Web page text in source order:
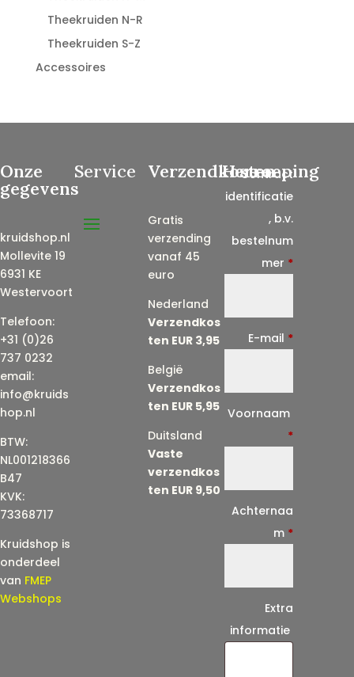
Theekruiden N-R
Theekruiden S-Z
Accessoires
Onze
gegevens
kruidshop.nl
Mollevite 19
6931 KE
Westervoort
Telefoon:
+31 (0)26
737 0232
email:
info@kruids
hop.nl
BTW:
NL001218366
B47
KVK:
73368717
Kruidshop is
onderdeel
van FMEP
Webshops
Service Verzendkosten
Gratis
verzending
vanaf 45
euro
Nederland
Verzendkos
ten EUR 3,95
België
Verzendkos
ten EUR 5,95
Duitsland
Vaste
verzendkos
ten EUR 9,50
Herroeping
Contract
identificatie
, b.v.
bestelnum
mer *
E-mail *
Voornaam
*
Achternaa
m *
Extra
informatie